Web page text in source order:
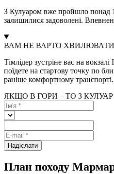
З Кулуаром вже пройшло понад
залишилися задоволені.
ВАМ НЕ ВАРТО
Тімлідер зустріне вас на
поїдете на стартову точку по
раніше комфортному транспорті.
ЯКЩО В ГОРИ – ТО З
Надіслати
План походу